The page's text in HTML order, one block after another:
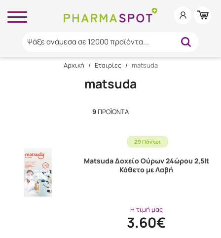
Ψάξε ανάμεσα σε 12000 προϊόντα...
Αρχική / Εταιρίες / matsuda
matsuda
9 ΠΡΟΪΌΝΤΑ
29 Πόντοι
Matsuda Δοχείο Ούρων 24ώρου 2,5lt
Κάθετο με Λαβή
Η τιμή μας
3.60€